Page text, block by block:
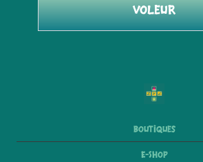
Voleur
Boutiques
E-Shop